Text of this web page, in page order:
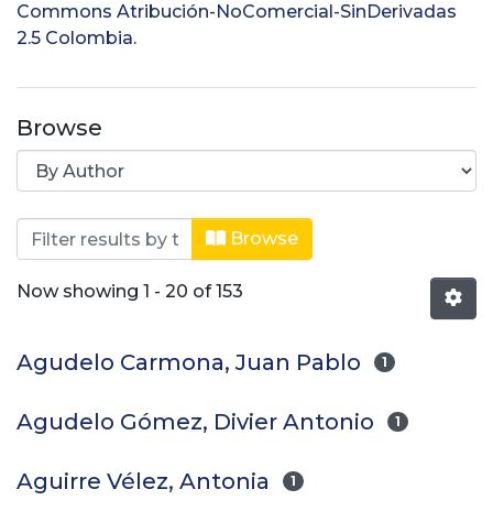
Commons Atribución-NoComercial-SinDerivadas
2.5 Colombia.
Browse
Browsing Zootecnia by Author
Browse
Now showing 1 - 20 of 153
Agudelo Carmona, Juan Pablo 1
Agudelo Gómez, Divier Antonio 1
Aguirre Vélez, Antonia 1